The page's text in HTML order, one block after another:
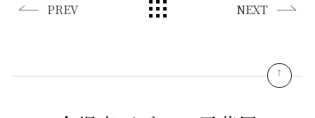
PREV NEXT